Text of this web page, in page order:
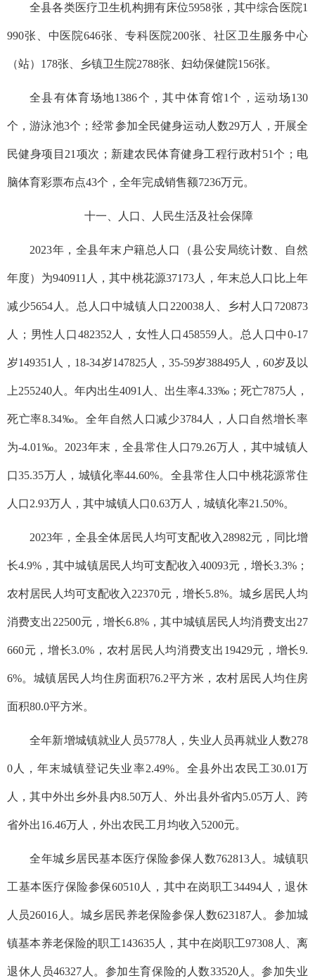
全县各类医疗卫生机构拥有床位5958张，其中综合医院1
990张、中医院646张、专科医院200张、社区卫生服务中心
（站）178张、乡镇卫生院2788张、妇幼保健院156张。
全县有体育场地1386个，其中体育馆1个，运动场130
个，游泳池3个；经常参加全民健身运动人数29万人，开展全
民健身项目21项次；新建农民体育健身工程行政村51个；电
脑体育彩票布点43个，全年完成销售额7236万元。
十一、人口、人民生活及社会保障
2023年，全县年末户籍总人口（县公安局统计数、自然
年度）为940911人，其中桃花源37173人，年末总人口比上年
减少5654人。总人口中城镇人口220038人、乡村人口720873
人；男性人口482352人，女性人口458559人。总人口中0-17
岁149351人，18-34岁147825人，35-59岁388495人，60岁及以
上255240人。年内出生4091人、出生率4.33‰；死亡7875人，
死亡率8.34‰。全年自然人口减少3784人，人口自然增长率
为-4.01‰。2023年末，全县常住人口79.26万人，其中城镇人
口35.35万人，城镇化率44.60%。全县常住人口中桃花源常住
人口2.93万人，其中城镇人口0.63万人，城镇化率21.50%。
2023年，全县全体居民人均可支配收入28982元，同比增
长4.9%，其中城镇居民人均可支配收入40093元，增长3.3%；
农村居民人均可支配收入22370元，增长5.8%。城乡居民人均
消费支出22500元，增长6.8%，其中城镇居民人均消费支出27
660元，增长3.0%，农村居民人均消费支出19429元，增长9.
6%。城镇居民人均住房面积76.2平方米，农村居民人均住房
面积80.0平方米。
全年新增城镇就业人员5778人，失业人员再就业人数278
0人，年末城镇登记失业率2.49%。全县外出农民工30.01万
人，其中外出乡外县内8.50万人、外出县外省内5.05万人、跨
省外出16.46万人，外出农民工月均收入5200元。
全年城乡居民基本医疗保险参保人数762813人。城镇职
工基本医疗保险参保60510人，其中在岗职工34494人，退休
人员26016人。城乡居民养老保险参保人数623187人。参加城
镇基本养老保险的职工143635人，其中在岗职工97308人、离
退休人员46327人。参加生育保险的人数33520人。参加失业